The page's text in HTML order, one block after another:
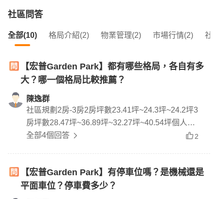
社區問答
全部(10) 格局介紹(2) 物業管理(2) 市場行情(2) 社
【宏普Garden Park】都有哪些格局，各自有多
大？哪一個格局比較推薦？
陳逸群
社區規劃2房-3房2房坪數23.41坪~24.3坪~24.2坪3
房坪數28.47坪~36.89坪~32.27坪~40.54坪個人會
推薦36.89坪(三房兩廳兩位戶型)，面公園且房間大
全部4個回答 2
【宏普Garden Park】有停車位嗎？是機械還是
平面車位？停車費多少？